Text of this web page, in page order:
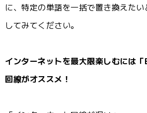
に、特定の単語を一括で置き換えた
してみてください。
インターネットを最大限楽しむには
回線がオススメ！